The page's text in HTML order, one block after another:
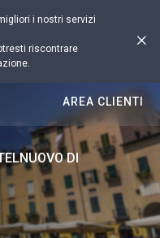
i nostri servizi
riscontrare
AREA CLIENTI
DI